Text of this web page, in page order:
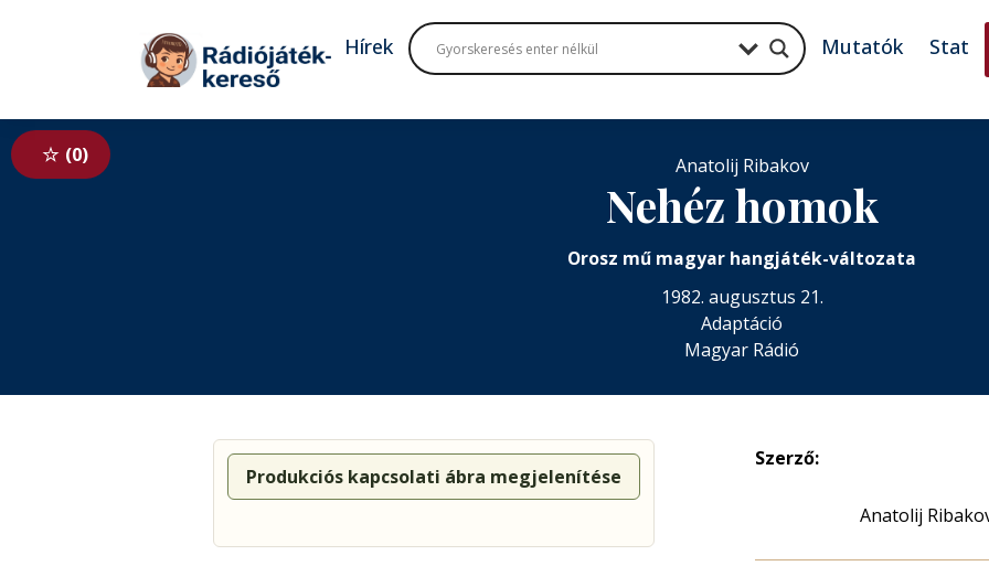
Tovább a tartalomhoz
Hírek Mutatók Stat
0 Anatolij Ribakov
Nehéz homok
Orosz mű magyar hangjáték-változata
1982. augusztus 21.
Adaptáció
Magyar Rádió
Produkciós kapcsolati ábra megjelenítése
Szerző:
Anatolij